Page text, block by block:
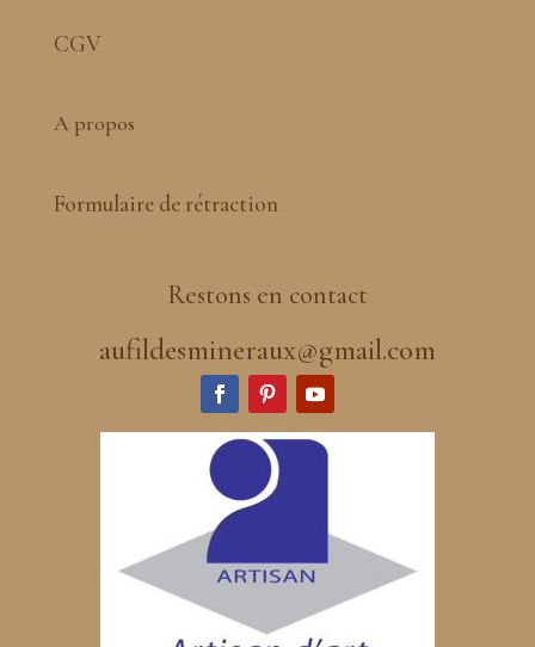
CGV
A propos
Formulaire de rétraction
Restons en contact
aufildesmineraux@gmail.com